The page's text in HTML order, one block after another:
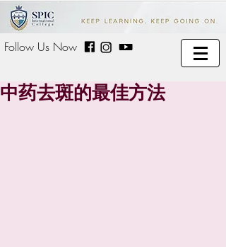
Follow Us Now
中药去斑的最佳方法